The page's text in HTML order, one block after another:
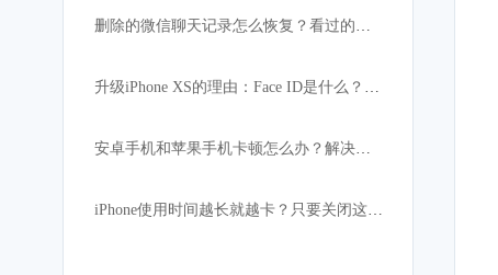
删除的微信聊天记录怎么恢复？看过的都找回了
升级iPhone XS的理由：Face ID是什么？解锁速度比上代快
安卓手机和苹果手机卡顿怎么办？解决手机卡顿小妙招
iPhone使用时间越长就越卡？只要关闭这设置，手机立马如获重生